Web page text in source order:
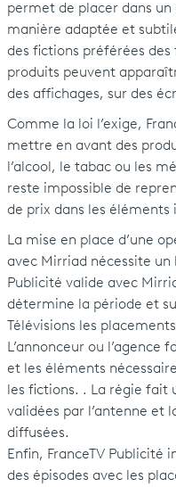
permet de placer dans
manière adaptée et
des fictions préférées
produits peuvent
des affichages, sur des
Comme la loi l’exige,
mettre en avant des
l’alcool, le tabac ou les
reste impossible de
de prix dans les éléments
La mise en place d’une
avec Mirriad nécessite un
Publicité valide avec
détermine la période et
Télévisions les
L’annonceur ou
et les éléments
les fictions. . La régie fait
validées par l’antenne et
diffusées.
Enfin, FranceTV Publicité
des épisodes avec les